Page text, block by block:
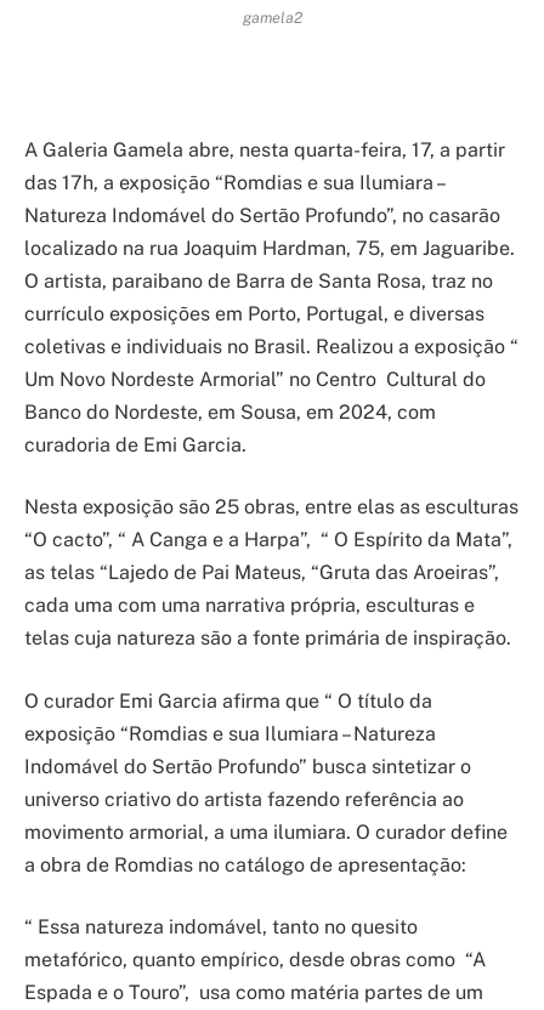
gamela2
A Galeria Gamela abre, nesta quarta-feira, 17, a partir
das 17h, a exposição “Romdias e sua Ilumiara –
Natureza Indomável do Sertão Profundo”, no casarão
localizado na rua Joaquim Hardman, 75, em Jaguaribe.
O artista, paraibano de Barra de Santa Rosa, traz no
currículo exposições em Porto, Portugal, e diversas
coletivas e individuais no Brasil. Realizou a exposição “
Um Novo Nordeste Armorial” no Centro Cultural do
Banco do Nordeste, em Sousa, em 2024, com
curadoria de Emi Garcia.
Nesta exposição são 25 obras, entre elas as esculturas
“O cacto”, “ A Canga e a Harpa”, “ O Espírito da Mata”,
as telas “Lajedo de Pai Mateus, “Gruta das Aroeiras”,
cada uma com uma narrativa própria, esculturas e
telas cuja natureza são a fonte primária de inspiração.
O curador Emi Garcia afirma que “ O título da
exposição “Romdias e sua Ilumiara – Natureza
Indomável do Sertão Profundo” busca sintetizar o
universo criativo do artista fazendo referência ao
movimento armorial, a uma ilumiara. O curador define
a obra de Romdias no catálogo de apresentação:
“ Essa natureza indomável, tanto no quesito
metafórico, quanto empírico, desde obras como “A
Espada e o Touro”, usa como matéria partes de um